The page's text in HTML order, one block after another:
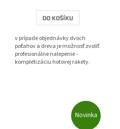
DO KOŠÍKU
v prípade objednávky dvoch
poťahov a dreva je možnosť zvoliť
profesionálne nalepenie -
kompletizáciu hotovej rakety.
Novinka